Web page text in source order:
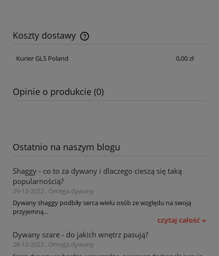
Koszty dostawy
Cena nie zawiera ewentualnych kosztów płatności
Kurier GLS Poland
0,00 zł
Opinie o produkcie (0)
Ostatnio na naszym blogu
Shaggy - co to za dywany i dlaczego cieszą się taką
popularnością?
29-12-2022 , Omega dywany
Dywany shaggy podbiły serca wielu osób ze względu na swoją
przyjemną...
czytaj całość »
Dywany szare - do jakich wnętrz pasują?
28-12-2022 , Omega dywany